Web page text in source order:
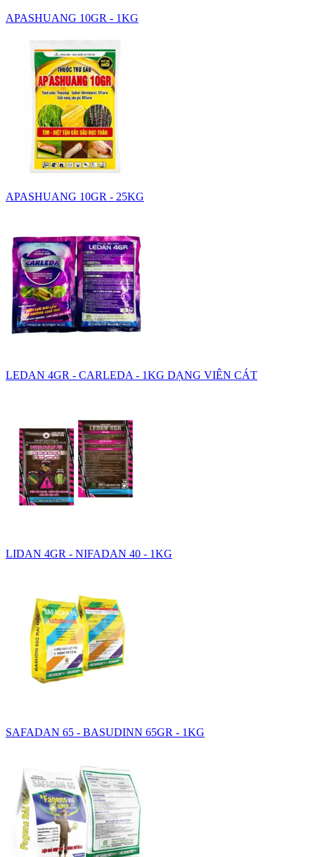
APASHUANG 10GR - 1KG
APASHUANG 10GR - 25KG
LEDAN 4GR - CARLEDA - 1KG DẠNG VIÊN CÁT
LIDAN 4GR - NIFADAN 40 - 1KG
SAFADAN 65 - BASUDINN 65GR - 1KG